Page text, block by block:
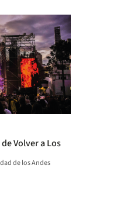
Volver a Los
de los Andes